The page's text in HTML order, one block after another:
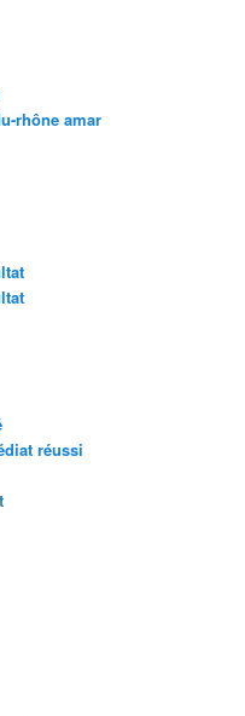
rhône amar
réussi